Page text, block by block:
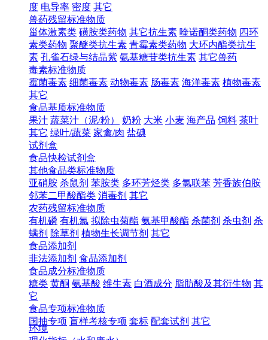
度 电导率 密度 其它
兽药残留标准物质
甾体激素类 磺胺类药物 其它抗生素 喹诺酮类药物 四环
素类药物 聚醚类抗生素 青霉素类药物 大环内酯类抗生
素 孔雀石绿与结晶紫 氨基糖苷类抗生素 其它兽药
毒素标准物质
霉菌毒素 细菌毒素 动物毒素 肠毒素 海洋毒素 植物毒素
其它
食品基质标准物质
果汁 蔬菜汁（泥/粉） 奶粉 大米 小麦 海产品 饲料 茶叶
其它 绿叶/蔬菜 家禽/肉 盐碘
试剂盒
食品快检试剂盒
其他食品类标准物质
亚硝胺 杀鼠剂 苯胺类 多环芳烃类 多氯联苯 芳香族伯胺
邻苯二甲酸酯类 消毒剂 其它
农药残留标准物质
有机磷 有机氯 拟除虫菊酯 氨基甲酸酯 杀菌剂 杀虫剂 杀
螨剂 除草剂 植物生长调节剂 其它
食品添加剂
非法添加剂 食品添加剂
食品成分标准物质
糖类 黄酮 氨基酸 维生素 白酒成分 脂肪酸及其衍生物 其
它
食品专项标准物质
国抽专项 盲样考核专项 套标 配套试剂 其它
环境